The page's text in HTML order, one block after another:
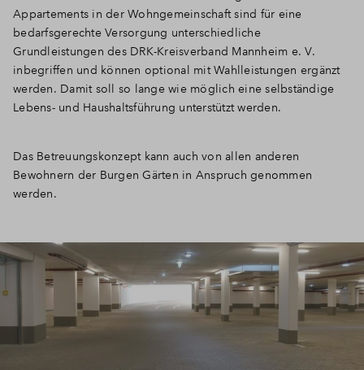
Appartements in der Wohngemeinschaft sind für eine
bedarfsgerechte Versorgung unterschiedliche
Grundleistungen des DRK-Kreisverband Mannheim e. V.
inbegriffen und können optional mit Wahlleistungen ergänzt
werden. Damit soll so lange wie möglich eine selbständige
Lebens- und Haushaltsführung unterstützt werden.
Das Betreuungskonzept kann auch von allen anderen
Bewohnern der Burgen Gärten in Anspruch genommen
werden.